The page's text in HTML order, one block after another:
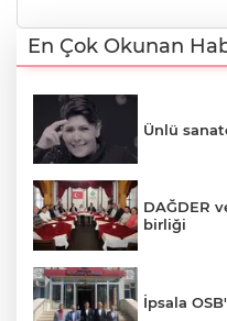
En Çok Okunan
Ünlü
DAĞDER
birliği
İpsala